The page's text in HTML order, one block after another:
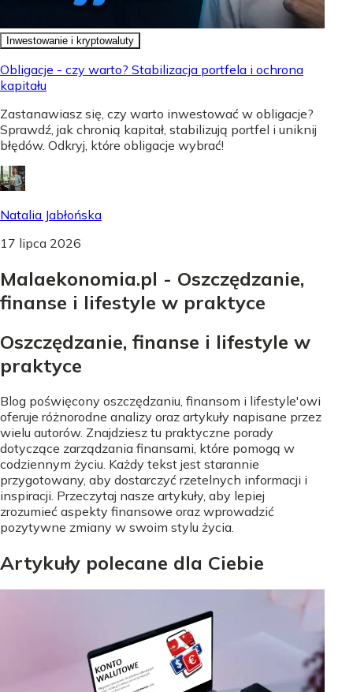
Inwestowanie i kryptowaluty
Obligacje - czy warto? Stabilizacja portfela i ochrona
kapitału
Zastanawiasz się, czy warto inwestować w obligacje?
Sprawdź, jak chronią kapitał, stabilizują portfel i uniknij
błędów. Odkryj, które obligacje wybrać!
Natalia Jabłońska
17 lipca 2026
Malaekonomia.pl - Oszczędzanie,
finanse i lifestyle w praktyce
Oszczędzanie, finanse i lifestyle w
praktyce
Blog poświęcony oszczędzaniu, finansom i lifestyle'owi
oferuje różnorodne analizy oraz artykuły napisane przez
wielu autorów. Znajdziesz tu praktyczne porady
dotyczące zarządzania finansami, które pomogą w
codziennym życiu. Każdy tekst jest starannie
przygotowany, aby dostarczyć rzetelnych informacji i
inspiracji. Przeczytaj nasze artykuły, aby lepiej
zrozumieć aspekty finansowe oraz wprowadzić
pozytywne zmiany w swoim stylu życia.
Artykuły polecane dla Ciebie